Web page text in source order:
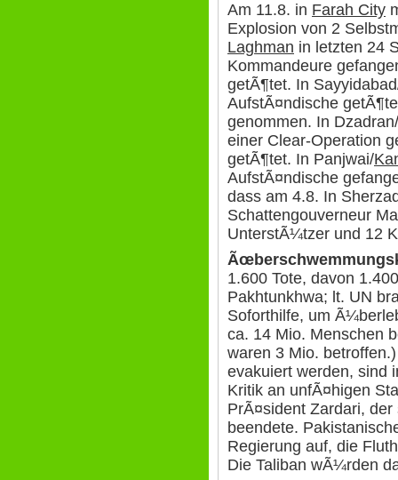
Am 11.8. in Farah City
Explosion von 2
Laghman in letzten 24
Kommandeure
getÃ¶tet. In
AufstÃ¤ndische
genommen. In Dzadran/
einer Clear-Operation
getÃ¶tet. In Panjwai/
AufstÃ¤ndische
dass am 4.8. In
Schattengouverneur
UnterstÃ¼tzer und 12
1.600 Tote, davon
Pakhtunkhwa; lt. UN
Soforthilfe, um
ca. 14 Mio. Menschen
waren 3 Mio.
evakuiert werden, sind
Kritik an unfÃ¤higen
PrÃ¤sident Zardari,
beendete.
Regierung auf, die
Die Taliban wÃ¼rden